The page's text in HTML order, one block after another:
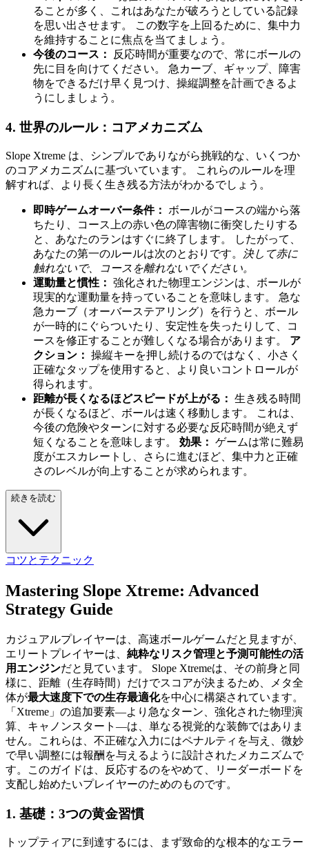
ることが多く、これはあなたが破ろうとしている記録
を思い出させます。 この数字を上回るために、集中力
を維持することに焦点を当てましょう。
今後のコース：
反応時間が重要なので、常にボールの
先に目を向けてください。 急カーブ、ギャップ、障害
物をできるだけ早く見つけ、操縦調整を計画できるよ
うにしましょう。
4. 世界のルール：コアメカニズム
Slope Xtreme は、シンプルでありながら挑戦的な、いくつか
のコアメカニズムに基づいています。 これらのルールを理
解すれば、より長く生き残る方法がわかるでしょう。
即時ゲームオーバー条件：
ボールがコースの端から落
ちたり、コース上の赤い色の障害物に衝突したりする
と、あなたのランはすぐに終了します。 したがって、
あなたの第一のルールは次のとおりです。
決して赤に
触れないで、コースを離れないでください。
運動量と慣性： 強化された物理エンジンは、ボールが
現実的な運動量を持っていることを意味します。 急な
急カーブ（オーバーステアリング）を行うと、ボール
が一時的にぐらついたり、安定性を失ったりして、コ
ースを修正することが難しくなる場合があります。 ア
クション： 操縦キーを押し続けるのではなく、小さく
正確なタップを使用すると、より良いコントロールが
得られます。
距離が長くなるほどスピードが上がる： 生き残る時間
が長くなるほど、ボールは速く移動します。 これは、
今後の危険やターンに対する必要な反応時間が絶えず
短くなることを意味します。 効果： ゲームは常に難易
度がエスカレートし、さらに進むほど、集中力と正確
さのレベルが向上することが求められます。
続きを読む
コツとテクニック
Mastering Slope Xtreme: Advanced
Strategy Guide
カジュアルプレイヤーは、高速ボールゲームだと見ますが、
エリートプレイヤーは、 純粋なリスク管理と予測可能性の活
用エンジンだと見ています。 Slope Xtremeは、その前身と同
様に、距離（生存時間）だけでスコアが決まるため、メタ全
体が最大速度下での生存最適化を中心に構築されています。
「Xtreme」の追加要素—より急なターン、強化された物理演
算、キャノンスタート—は、単なる視覚的な装飾ではありま
せん。これらは、不正確な入力にはペナルティを与え、微妙
で早い調整には報酬を与えるように設計されたメカニズムで
す。このガイドは、反応するのをやめて、リーダーボードを
支配し始めたいプレイヤーのためのものです。
1. 基礎：3つの黄金習慣
トップティアに到達するには、まず致命的な根本的なエラー